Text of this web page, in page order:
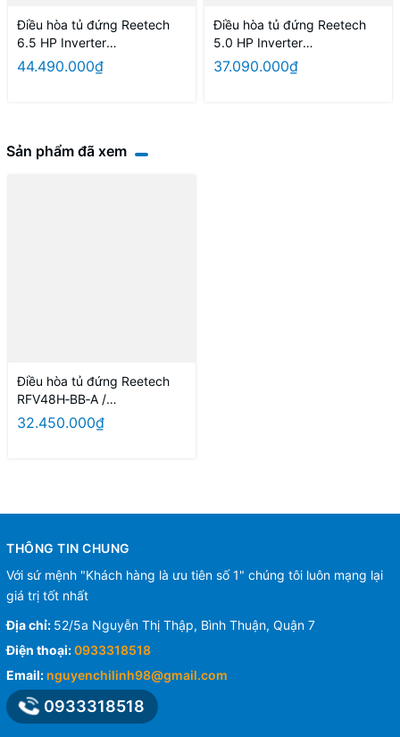
Điều hòa tủ đứng Reetech
6.5 HP Inverter
44.490.000₫
Điều hòa tủ đứng Reetech
5.0 HP Inverter
37.090.000₫
Sản phẩm đã xem
Điều hòa tủ đứng Reetech
RFV48H‑BB‑A /
RC48H‑BBF‑A
32.450.000₫
THÔNG TIN CHUNG
Với sứ mệnh "Khách hàng là ưu tiên số 1" chúng tôi luôn mạng lại
giá trị tốt nhất
Địa chỉ: 52/5a Nguyễn Thị Thập, Bình Thuận, Quận 7
Điện thoại:0933318518
Email: nguyenchilinh98@gmail.com
0933318518